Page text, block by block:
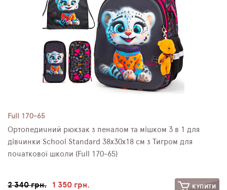
Full 170-65
Ортопедичний рюкзак з пеналом та мішком 3 в 1 для
дівчинки School Standard 38х30х18 см з Тигром для
початкової школи (Full 170-65)
2 340 грн. 1 350 грн. КУПИТИ